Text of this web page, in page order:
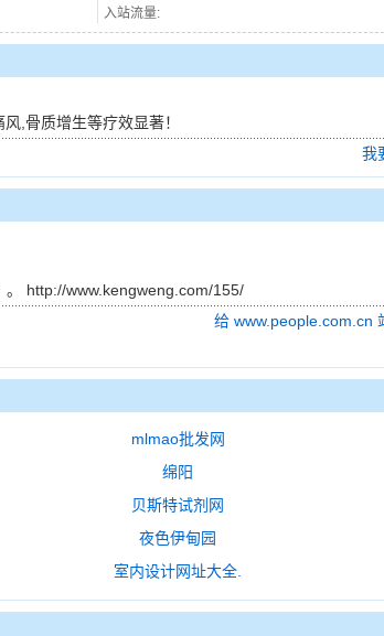
入站流量:
,骨质增生等疗效显著！
我
。 http://www.kengweng.com/155/
给 www.people.com.cn
mlmao批发网
绵阳
贝斯特试剂网
夜色伊甸园
室内设计网址大全.